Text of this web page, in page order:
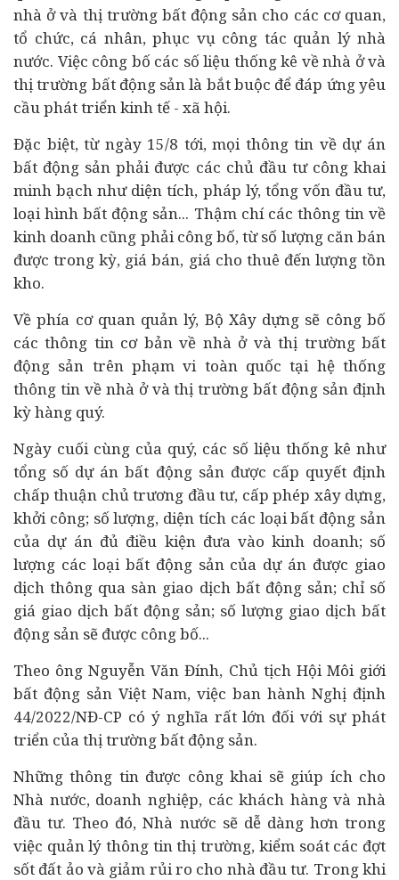
nhà ở và thị trường bất động sản cho các cơ quan,
tổ chức, cá nhân, phục vụ công tác quản lý nhà
nước. Việc công bố các số liệu thống kê về nhà ở và
thị trường bất động sản là bắt buộc để đáp ứng yêu
cầu phát triểnkinh tế - xã hội.
Đặc biệt, từ ngày 15/8 tới, mọi thông tin về dự án
bất động sản phải được các chủ đầu tư công khai
minh bạch như diện tích, pháp lý, tổng vốn đầu tư,
loại hình bất động sản... Thậm chí các thông tin về
kinh doanh cũng phải công bố, từ số lượng căn bán
được trong kỳ, giá bán, giá cho thuê đến lượng tồn
kho.
Về phía cơ quan quản lý, Bộ Xây dựng sẽ công bố
các thông tin cơ bản về nhà ở và thị trường bất
động sản trên phạm vi toàn quốc tại hệ thống
thông tin về nhà ở và thị trường bất động sản định
kỳ hàng quý.
Ngày cuối cùng của quý, các số liệu thống kê như
tổng số dự án bất động sản được cấp quyết định
chấp thuận chủ trương đầu tư, cấp phép xây dựng,
khởi công; số lượng, diện tích các loại bất động sản
của dự án đủ điều kiện đưa vào kinh doanh; số
lượng các loại bất động sản của dự án được giao
dịch thông qua sàn giao dịch bất động sản; chỉ số
giá giao dịch bất động sản; số lượng giao dịch bất
động sản sẽ được công bố...
Theo ông Nguyễn Văn Đính, Chủ tịch Hội Môi giới
bất động sản Việt Nam, việc ban hành Nghị định
44/2022/NĐ-CP có ý nghĩa rất lớn đối với sự phát
triển của thị trường bất động sản.
Những thông tin được công khai sẽ giúp ích cho
Nhà nước, doanh nghiệp, các khách hàng và nhà
đầu tư. Theo đó, Nhà nước sẽ dễ dàng hơn trong
việc quản lý thông tin thị trường, kiểm soát các đợt
sốt đất ảo và giảm rủi ro cho nhà đầu tư. Trong khi